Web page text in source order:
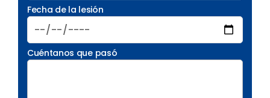
Fecha de la lesión
Cuéntanos que pasó